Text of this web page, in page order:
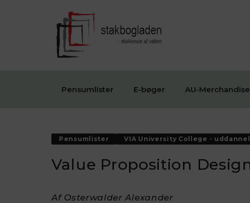
Pensumlister E-bøger AU-Merchandise
Pensumlister VIA University College -
Value Proposition
Af Osterwalder Alexander